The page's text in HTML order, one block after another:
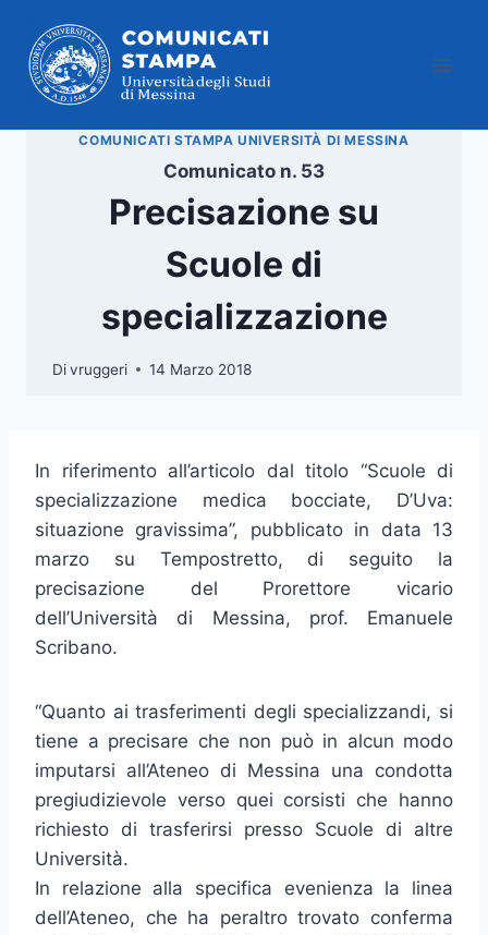
contenuto
COMUNICATI STAMPA UNIVERSITÀ DI MESSINA
Comunicato n. 53
Precisazione su
Scuole di
specializzazione
Divruggeri 14 Marzo 2018
In riferimento all’articolo dal titolo “Scuole di
specializzazione medica bocciate, D’Uva:
situazione gravissima”, pubblicato in data 13
marzo su Tempostretto, di seguito la
precisazione del Prorettore vicario
dell’Università di Messina, prof. Emanuele
Scribano.
“Quanto ai trasferimenti degli specializzandi, si
tiene a precisare che non può in alcun modo
imputarsi all’Ateneo di Messina una condotta
pregiudizievole verso quei corsisti che hanno
richiesto di trasferirsi presso Scuole di altre
Università.
In relazione alla specifica evenienza la linea
dell’Ateneo, che ha peraltro trovato conferma